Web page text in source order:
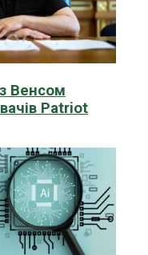
Венсом
Patriot